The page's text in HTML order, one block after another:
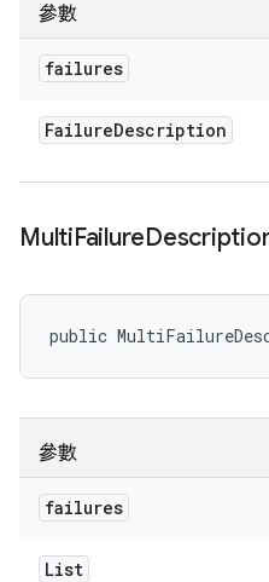
參數
failures
FailureDescription
MultiFailure
public
參數
failures
List